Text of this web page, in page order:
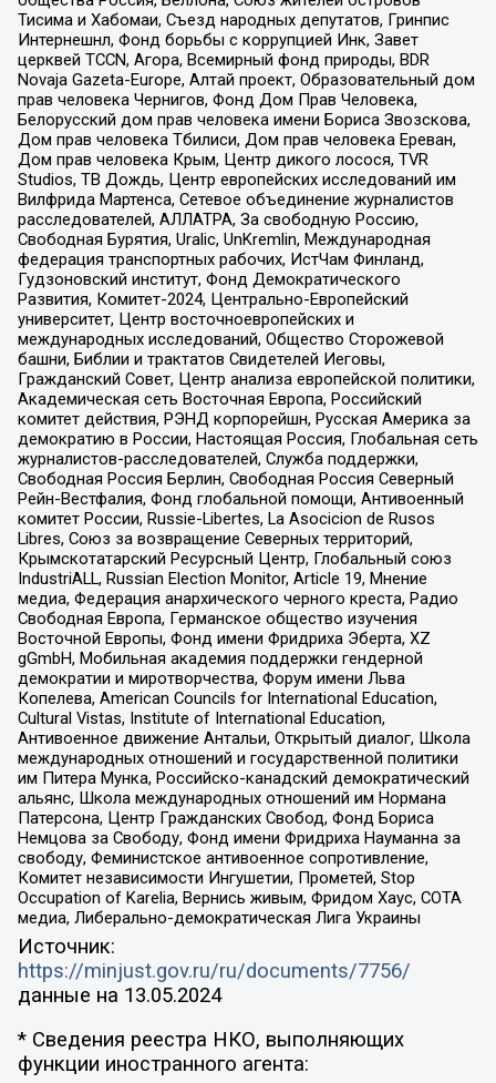
Тисима и Хабомаи, Съезд народных депутатов, Гринпис
Интернешнл, Фонд борьбы с коррупцией Инк, Завет
церквей TCCN, Агора, Всемирный фонд природы, BDR
Novaja Gazeta-Europe, Алтай проект, Образовательный дом
прав человека Чернигов, Фонд Дом Прав Человека,
Белорусский дом прав человека имени Бориса Звозскова,
Дом прав человека Тбилиси, Дом прав человека Ереван,
Дом прав человека Крым, Центр дикого лосося, TVR
Studios, ТВ Дождь, Центр европейских исследований им
Вилфрида Мартенса, Сетевое объединение журналистов
расследователей, АЛЛАТРА, За свободную Россию,
Свободная Бурятия, Uralic, UnKremlin, Международная
федерация транспортных рабочих, ИстЧам Финланд,
Гудзоновский институт, Фонд Демократического
Развития, Комитет-2024, Центрально-Европейский
университет, Центр восточноевропейских и
международных исследований, Общество Сторожевой
башни, Библии и трактатов Свидетелей Иеговы,
Гражданский Совет, Центр анализа европейской политики,
Академическая сеть Восточная Европа, Российский
комитет действия, РЭНД корпорейшн, Русская Америка за
демократию в России, Настоящая Россия, Глобальная сеть
журналистов-расследователей, Служба поддержки,
Свободная Россия Берлин, Свободная Россия Северный
Рейн-Вестфалия, Фонд глобальной помощи, Антивоенный
комитет России, Russie-Libertes, La Asocicion de Rusos
Libres, Союз за возвращение Северных территорий,
Крымскотатарский Ресурсный Центр, Глобальный союз
IndustriALL, Russian Election Monitor, Article 19, Мнение
медиа, Федерация анархического черного креста, Радио
Свободная Европа, Германское общество изучения
Восточной Европы, Фонд имени Фридриха Эберта, XZ
gGmbH, Мобильная академия поддержки гендерной
демократии и миротворчества, Форум имени Льва
Копелева, American Councils for International Education,
Cultural Vistas, Institute of International Education,
Антивоенное движение Антальи, Открытый диалог, Школа
международных отношений и государственной политики
им Питера Мунка, Российско-канадский демократический
альянс, Школа международных отношений им Нормана
Патерсона, Центр Гражданских Свобод, Фонд Бориса
Немцова за Свободу, Фонд имени Фридриха Науманна за
свободу, Феминистское антивоенное сопротивление,
Комитет независимости Ингушетии, Прометей, Stop
Occupation of Karelia, Вернись живым, Фридом Хаус, СОТА
медиа, Либерально-демократическая Лига Украины
Источник:
https://minjust.gov.ru/ru/documents/7756/
данные на 13.05.2024
* Сведения реестра НКО, выполняющих
функции иностранного агента: